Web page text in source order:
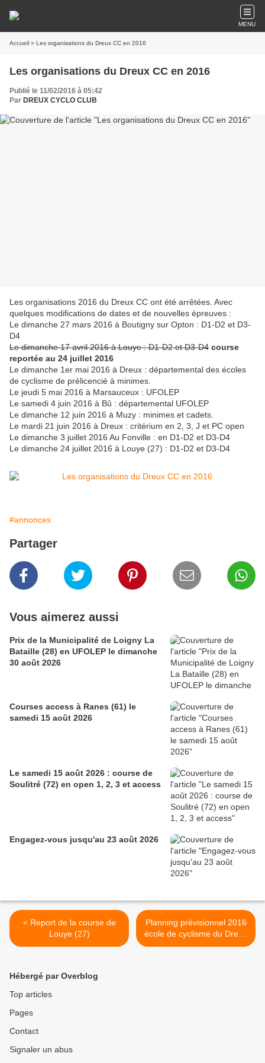
MENU
Accueil » Les organisations du Dreux CC en 2016
Les organisations du Dreux CC en 2016
Publié le 11/02/2016 à 05:42
Par DREUX CYCLO CLUB
Les organisations 2016 du Dreux CC ont été arrêtées. Avec
quelques modifications de dates et de nouvelles épreuves :
Le dimanche 27 mars 2016 à Boutigny sur Opton : D1-D2 et D3-
D4
Le dimanche 17 avril 2016 à Louye : D1-D2 et D3-D4 course
reportée au 24 juillet 2016
Le dimanche 1er mai 2016 à Dreux : départemental des écoles
de cyclisme de prélicencié à minimes.
Le jeudi 5 mai 2016 à Marsauceux : UFOLEP
Le samedi 4 juin 2016 à Bû : départemental UFOLEP
Le dimanche 12 juin 2016 à Muzy : minimes et cadets.
Le mardi 21 juin 2016 à Dreux : critérium en 2, 3, J et PC open
Le dimanche 3 juillet 2016 Au Fonville : en D1-D2 et D3-D4
Le dimanche 24 juillet 2016 à Louye (27) : D1-D2 et D3-D4
#annonces
Partager
Vous aimerez aussi
Prix de la Municipalité de Loigny La
Bataille (28) en UFOLEP le dimanche
30 août 2026
Courses access à Ranes (61) le
samedi 15 août 2026
Le samedi 15 août 2026 : course de
Soulitré (72) en open 1, 2, 3 et access
Engagez-vous jusqu'au 23 août 2026
< Report de la course de
Louye (27)
Planning prévisionnel 2016
école de cyclisme du Dreux
CC >
Hébergé par Overblog
Top articles
Pages
Contact
Signaler un abus